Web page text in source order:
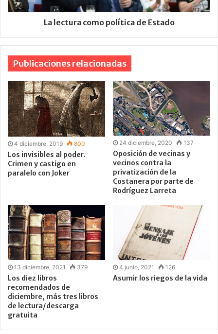
La lectura como política de Estado
Publicaciones relacionadas
4 diciembre, 2019 800
Los invisibles al poder.
Crimen y castigo en
paralelo con Joker
24 diciembre, 2020 137
Oposición de vecinas y
vecinos contra la
privatización de la
Costanera por parte de
Rodríguez Larreta
13 diciembre, 2021 379
Los diez libros
recomendados de
diciembre, más tres libros
de lectura/descarga
gratuita
4 junio, 2021 126
Asumir los riegos de la vida